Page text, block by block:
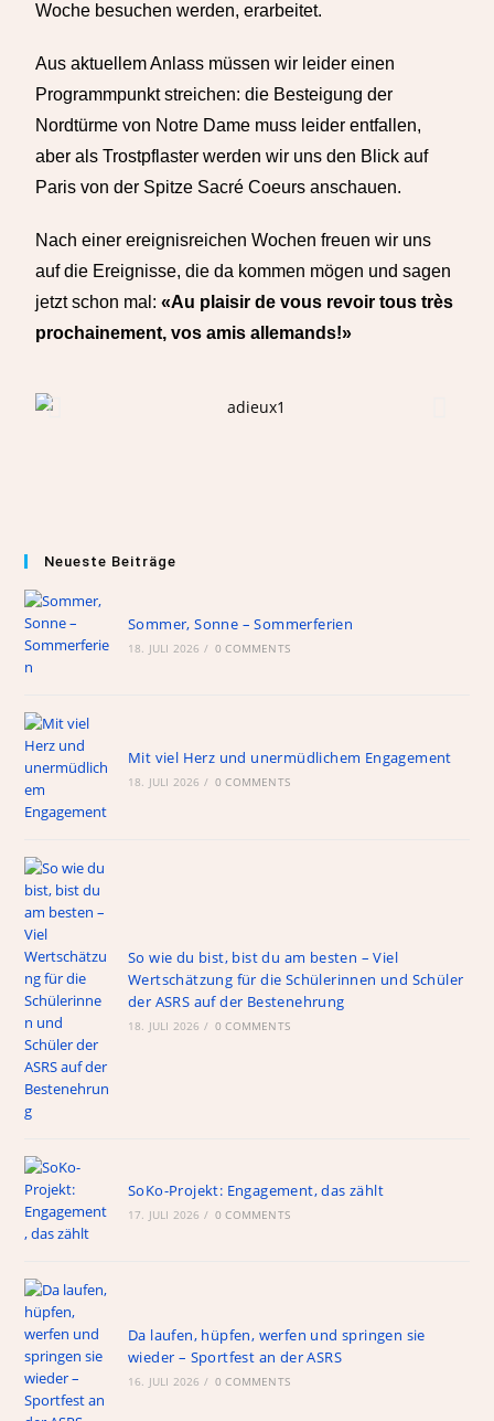
Woche besuchen werden, erarbeitet.
Aus aktuellem Anlass müssen wir leider einen
Programmpunkt streichen: die Besteigung der
Nordtürme von Notre Dame muss leider entfallen,
aber als Trostpflaster werden wir uns den Blick auf
Paris von der Spitze Sacré Coeurs anschauen.
Nach einer ereignisreichen Wochen freuen wir uns
auf die Ereignisse, die da kommen mögen und sagen
jetzt schon mal:«Au plaisir de vous revoir tous très
prochainement,vos amis allemands!»
Neueste Beiträge
Sommer, Sonne – Sommerferien
18. JULI 2026 / 0 COMMENTS
Mit viel Herz und unermüdlichem Engagement
18. JULI 2026 / 0 COMMENTS
So wie du bist, bist du am besten – Viel
Wertschätzung für die Schülerinnen und Schüler
der ASRS auf der Bestenehrung
18. JULI 2026 / 0 COMMENTS
SoKo-Projekt: Engagement, das zählt
17. JULI 2026 / 0 COMMENTS
Da laufen, hüpfen, werfen und springen sie
wieder – Sportfest an der ASRS
16. JULI 2026 / 0 COMMENTS